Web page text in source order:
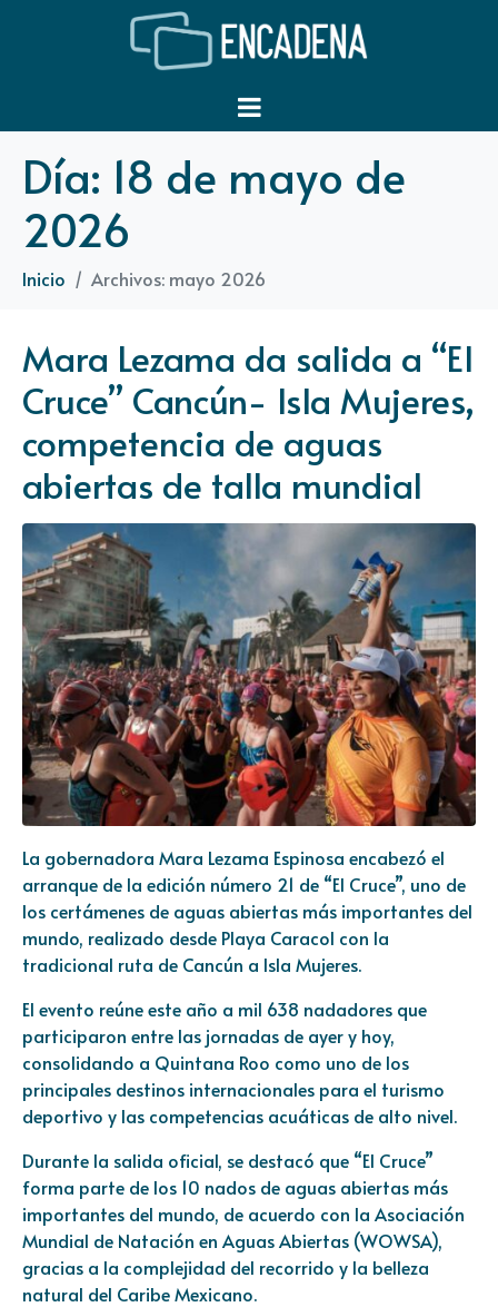
Día: 18 de mayo de
2026
Inicio Archivos: mayo 2026
Mara Lezama da salida a “El
Cruce” Cancún- Isla Mujeres,
competencia de aguas
abiertas de talla mundial
La gobernadora Mara Lezama Espinosa encabezó el
arranque de la edición número 21 de “El Cruce”, uno de
los certámenes de aguas abiertas más importantes del
mundo, realizado desde Playa Caracol con la
tradicional ruta de Cancún a Isla Mujeres.
El evento reúne este año a mil 638 nadadores que
participaron entre las jornadas de ayer y hoy,
consolidando a Quintana Roo como uno de los
principales destinos internacionales para el turismo
deportivo y las competencias acuáticas de alto nivel.
Durante la salida oficial, se destacó que “El Cruce”
forma parte de los 10 nados de aguas abiertas más
importantes del mundo, de acuerdo con la Asociación
Mundial de Natación en Aguas Abiertas (WOWSA),
gracias a la complejidad del recorrido y la belleza
natural del Caribe Mexicano.